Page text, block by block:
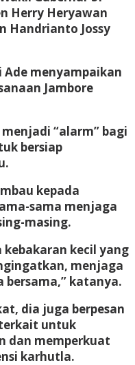
Herry Heryawan
Handrianto Jossy
Ade menyampaikan
Jambore
“alarm” bagi
bersiap
kepada
sama menjaga
masing.
kecil yang
menjaga
katanya.
dia juga berpesan
untuk
dan memperkuat
karhutla.